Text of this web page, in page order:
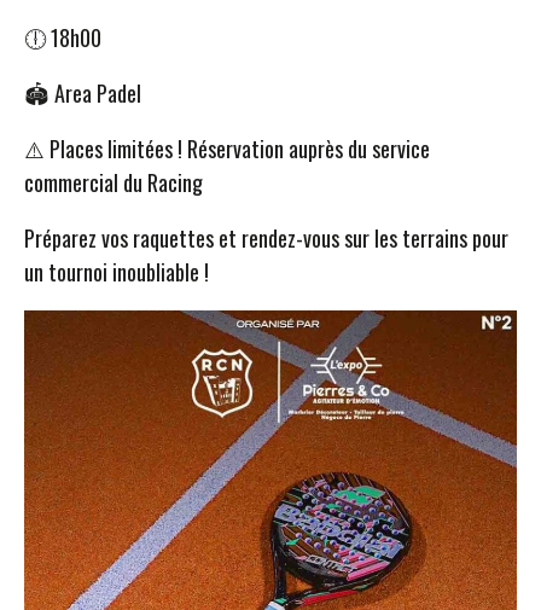
🕕 18h00
🏟️ Area Padel
⚠️ Places limitées ! Réservation auprès du service
commercial du Racing
Préparez vos raquettes et rendez-vous sur les terrains pour
un tournoi inoubliable !